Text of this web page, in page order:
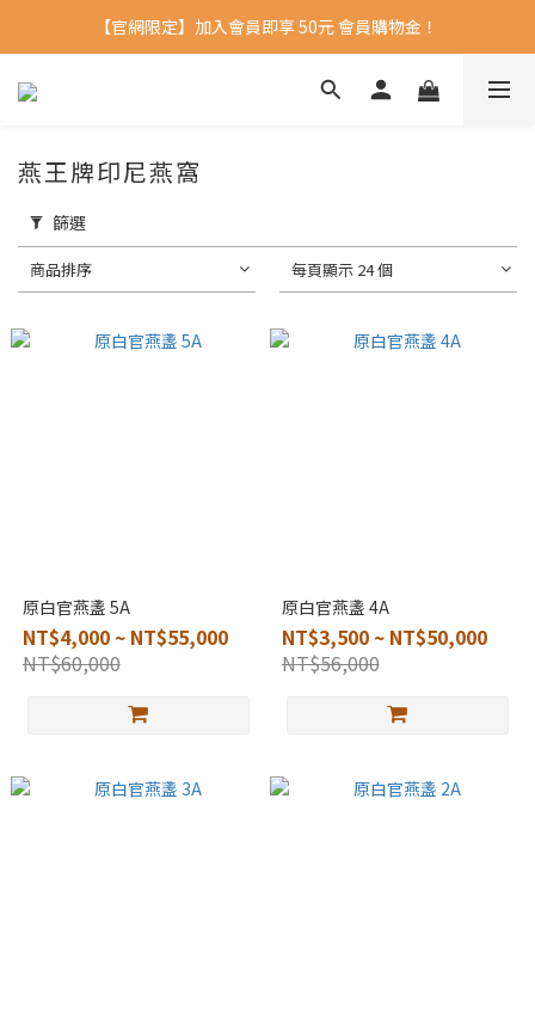
【官網限定】加入會員即享 50元 會員購物金！
燕王牌印尼燕窩
篩選
商品排序 每頁顯示 24 個
原白官燕盞 5A
NT$4,000 ~ NT$55,000
NT$60,000
原白官燕盞 4A
NT$3,500 ~ NT$50,000
NT$56,000